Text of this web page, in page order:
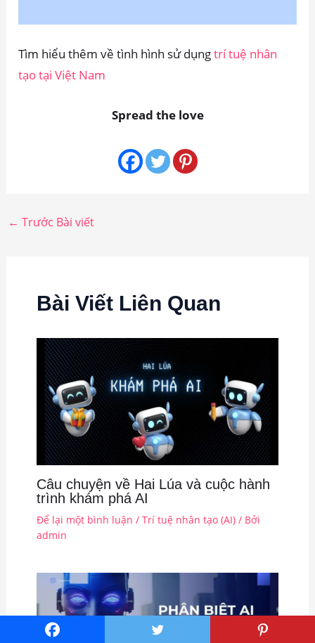
Tìm hiểu thêm về tình hình sử dụngtrí tuệ nhân
tạo tại Việt Nam
Spread the love
← Trước Bài viết
Bài Viết Liên Quan
Câu chuyện về Hai Lúa và cuộc hành
trình khám phá AI
Để lại một bình luận / Trí tuệ nhân tạo (AI)/ Bởi
admin